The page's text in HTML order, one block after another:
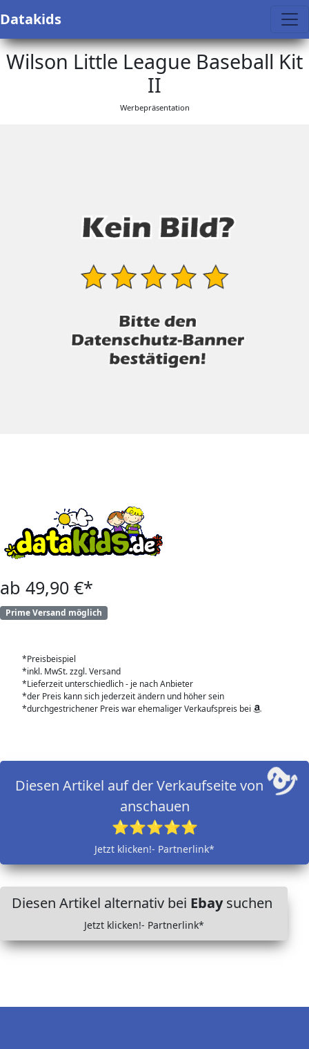
Datakids
Wilson Little League Baseball Kit
II
Werbepräsentation
ab 49,90 €*
Prime Versand möglich
*Preisbeispiel
*inkl. MwSt. zzgl. Versand
*Lieferzeit unterschiedlich - je nach Anbieter
*der Preis kann sich jederzeit ändern und höher sein
*durchgestrichener Preis war ehemaliger Verkaufspreis bei
Diesen Artikel auf der Verkaufseite von
anschauen
⭐⭐⭐⭐⭐
Jetzt klicken!- Partnerlink*
Diesen Artikel alternativ bei Ebaysuchen
Jetzt klicken!- Partnerlink*